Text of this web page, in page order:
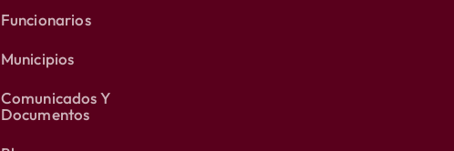
Funcionarios
Municipios
Comunicados Y
Documentos